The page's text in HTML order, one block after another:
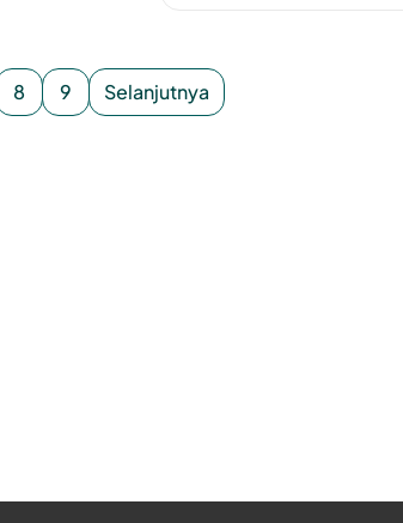
8 9 Selanjutnya